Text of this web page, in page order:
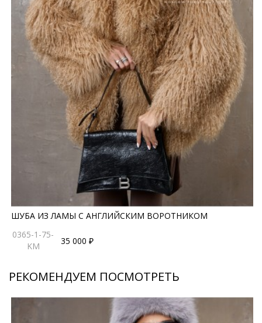
моды и предпочтений искушенных модниц. Этот акцент
на качестве и деталях делает шубу не просто
одеждой, а истинным вкладом в ваш имидж.
*описание несет информационный характер, состав и
правила ухода могут быть изменены производителем
ШУБА ИЗ ЛАМЫ С АНГЛИЙСКИМ ВОРОТНИКОМ
0365-1-75-
KM
35 000 ₽
РЕКОМЕНДУЕМ ПОСМОТРЕТЬ